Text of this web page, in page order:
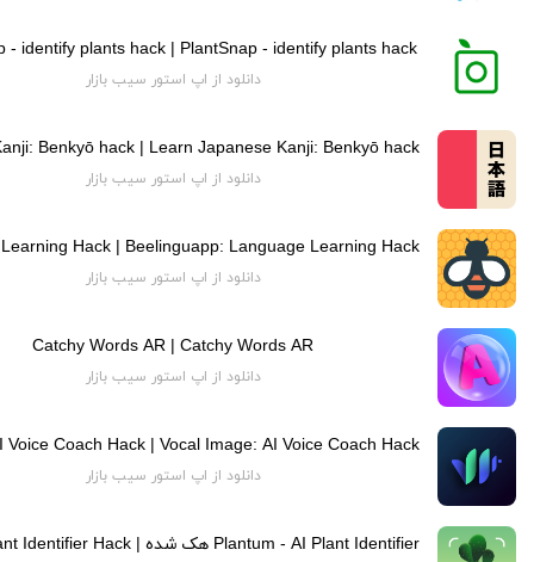
- identify plants hack | PlantSnap - identify plants hack
دانلود از اپ استور سیب بازار
دانلود از اپ استور سیب بازار
دانلود از اپ استور سیب بازار
Catchy Words AR | Catchy Words AR
دانلود از اپ استور سیب بازار
دانلود از اپ استور سیب بازار